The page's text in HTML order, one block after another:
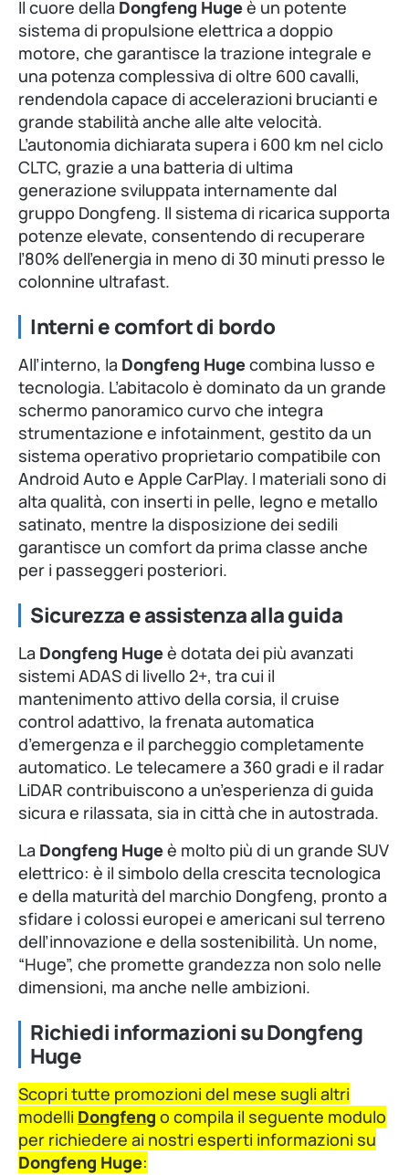
Il cuore della Dongfeng Hugeè un potente
sistema di propulsione elettrica a doppio
motore, che garantisce la trazione integrale e
una potenza complessiva di oltre 600 cavalli,
rendendola capace di accelerazioni brucianti e
grande stabilità anche alle alte velocità.
L’autonomia dichiarata supera i 600 km nel ciclo
CLTC, grazie a una batteria di ultima
generazione sviluppata internamente dal
gruppo Dongfeng. Il sistema di ricarica supporta
potenze elevate, consentendo di recuperare
l’80% dell’energia in meno di 30 minuti presso le
colonnine ultrafast.
Interni e comfort di bordo
All’interno, la Dongfeng Hugecombina lusso e
tecnologia. L’abitacolo è dominato da un grande
schermo panoramico curvo che integra
strumentazione e infotainment, gestito da un
sistema operativo proprietario compatibile con
Android Auto e Apple CarPlay. I materiali sono di
alta qualità, con inserti in pelle, legno e metallo
satinato, mentre la disposizione dei sedili
garantisce un comfort da prima classe anche
per i passeggeri posteriori.
Sicurezza e assistenza alla guida
La Dongfeng Hugeè dotata dei più avanzati
sistemi ADAS di livello 2+, tra cui il
mantenimento attivo della corsia, il cruise
control adattivo, la frenata automatica
d’emergenza e il parcheggio completamente
automatico. Le telecamere a 360 gradi e il radar
LiDAR contribuiscono a un’esperienza di guida
sicura e rilassata, sia in città che in autostrada.
La Dongfeng Hugeè molto più di un grande SUV
elettrico: è il simbolo della crescita tecnologica
e della maturità del marchio Dongfeng, pronto a
sfidare i colossi europei e americani sul terreno
dell’innovazione e della sostenibilità. Un nome,
“Huge”, che promette grandezza non solo nelle
dimensioni, ma anche nelle ambizioni.
Richiedi informazioni su Dongfeng
Huge
Scopri tutte promozioni del mese sugli altri
modelli Dongfeng o compila il seguente modulo
per richiedere ai nostri esperti informazioni su
Dongfeng Huge: